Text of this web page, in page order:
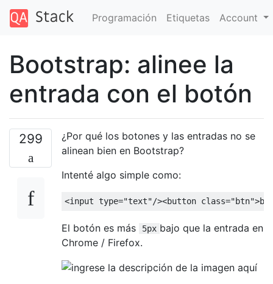
Programación Etiquetas Account
Bootstrap: alinee la
entrada con el botón
299
¿Por qué los botones y las entradas no se
alinean bien en Bootstrap?
Intenté algo simple como:
<input type="text"/><button class="btn">
El botón es más 5px bajo que la entrada en
Chrome / Firefox.